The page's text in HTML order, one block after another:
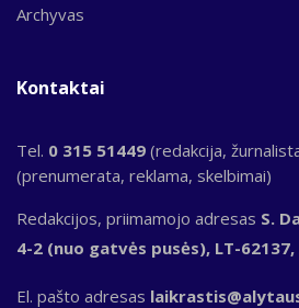
Archyvas
Kontaktai
Tel. 0 315 51449 (redakcija,
(prenumerata, reklama, skelbimai)
Redakcijos, priimamojo adresas S.
4-2 (nuo gatvės pusės), LT-
El. pašto adresas